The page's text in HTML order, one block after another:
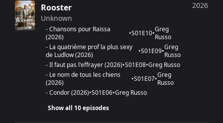
Rooster
Unknown
-Chansons pour Raïssa
(2026) •S01E10•Greg
Russo
- La quatrième prof la plus sexy
de Ludlow(2026) •S01E09•Greg
Russo
-Il faut pas l'effrayer(2026)•S01E08•Greg Russo
- Le nom de tous les chiens
(2026) •S01E07•Greg
Russo
-Condor(2026)•S01E06•Greg Russo
Show all 10 episodes
2026